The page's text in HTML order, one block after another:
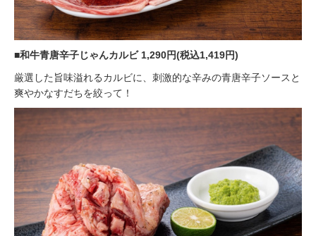
■和牛青唐辛子じゃんカルビ 1,290円(税込1,419円)
厳選した旨味溢れるカルビに、刺激的な辛みの青唐辛子ソースと
爽やかなすだちを絞って！